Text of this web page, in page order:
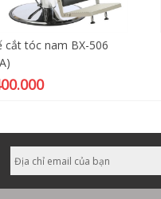
cắt tóc nam BX-506